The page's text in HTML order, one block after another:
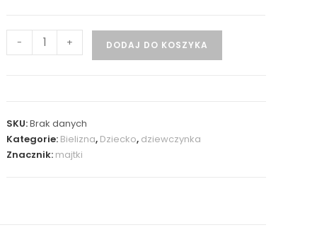
- + DODAJ DO KOSZYKA
SKU:Brak danych
Kategorie: Bielizna, Dziecko, dziewczynka
Znacznik: majtki